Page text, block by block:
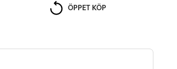
ÖPPET KÖP